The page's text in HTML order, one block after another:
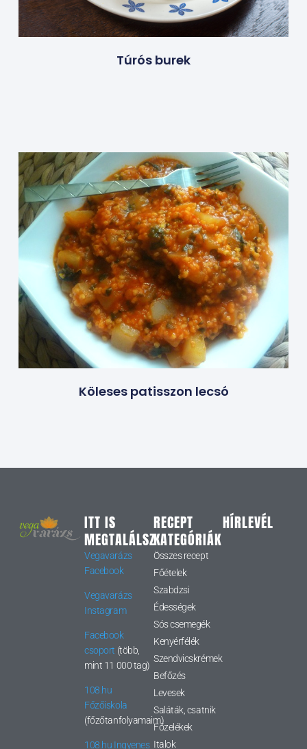
Túrós burek
Köleses patisszon lecsó
ITT IS
MEGTALÁLSZ
Vegavarázs
Facebook
Vegavarázs
Instagram
Facebook
csoport (több,
mint 11 000 tag)
108.hu
Főzőiskola
(főzőtanfolyamaim)
108.hu Ingyenes
RECEPT
KATEGÓRIÁK
Összes recept
Főételek
Szabdzsi
Édességek
Sós csemegék
Kenyérfélék
Szendvicskrémek
Befőzés
Levesek
Saláták, csatnik
Főzelékek
Italok
HÍRLEVÉL